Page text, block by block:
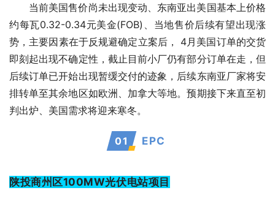
当前美国售价尚未出现变动、东南亚出美国基本上价格
约每瓦0.32-0.34元美金(FOB)、当地售价后续有望出现涨
势，主要因素在于反规避确定立案后， 4月美国订单的交货
即刻起出现不确定性，截止目前小厂仍有部分订单在走，但
后续订单已开始出现暂缓交付的迹象，后续东南亚厂家将安
排转单至其余地区如欧洲、加拿大等地。预期接下来直至初
判出炉、美国需求将迎来寒冬。
01 EPC
陕投商州区100MW光伏电站项目